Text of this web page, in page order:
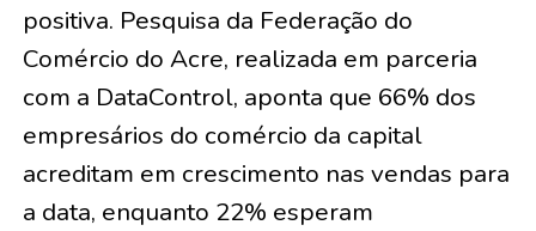
positiva. Pesquisa da Federação do
Comércio do Acre, realizada em parceria
com a DataControl, aponta que 66% dos
empresários do comércio da capital
acreditam em crescimento nas vendas para
a data, enquanto 22% esperam